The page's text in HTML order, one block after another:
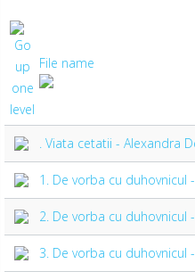
File name
. Viata cetatii - Alexandra
1. De vorba cu duhovnicul
2. De vorba cu duhovnicul
3. De vorba cu duhovnicul